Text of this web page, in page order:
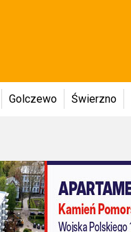
Golczewo Świerzno